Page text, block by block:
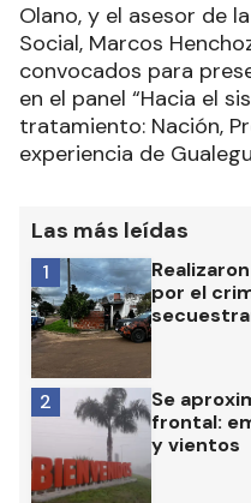
Olano, y el asesor de
Social, Marcos
convocados para
en el panel “Hacia el
tratamiento: Nación,
experiencia de
Las más leídas
por el
1
Se
frontal:
y vientos
2